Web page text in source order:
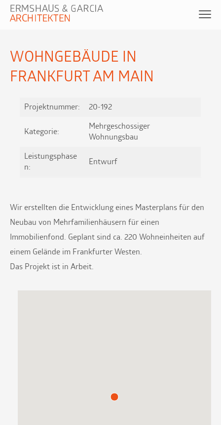
WOHNGEBÄUDE IN
FRANKFURT AM MAIN
Projektnummer: 20-192
Kategorie:
Mehrgeschossiger
Wohnungsbau
Leistungsphase
n:
Entwurf
Wir erstellten die Entwicklung eines Masterplans für den
Neubau von Mehrfamilienhäusern für einen
Immobilienfond. Geplant sind ca. 220 Wohneinheiten auf
einem Gelände im Frankfurter Westen.
Das Projekt ist in Arbeit.